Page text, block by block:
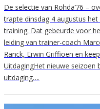
De selectie van Rohda’76 –
trapte dinsdag 4 augustus
training. Dat gebeurde voor
leiding van trainer-coach
Ranck, Erwin Griffioen en
UitdagingHet nieuwe seizoen
uitdaging….